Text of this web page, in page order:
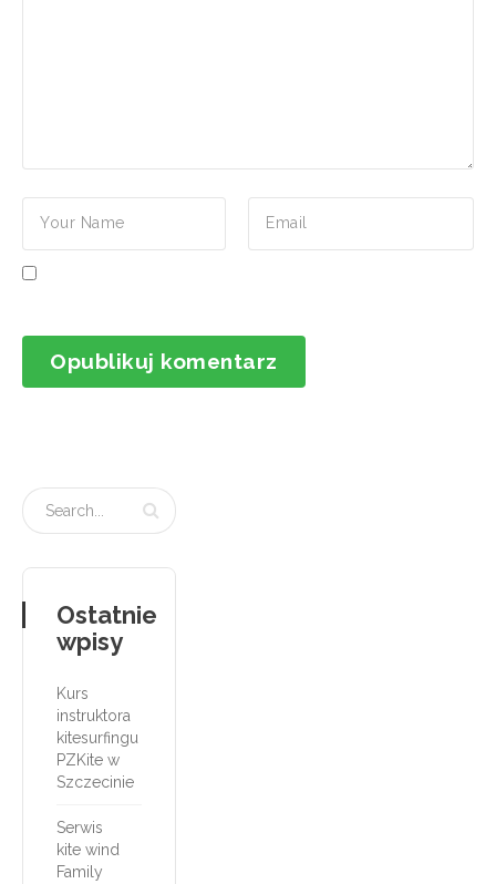
Ostatnie
wpisy
Kurs
instruktora
kitesurfingu
PZKite w
Szczecinie
Serwis
kite wind
Family